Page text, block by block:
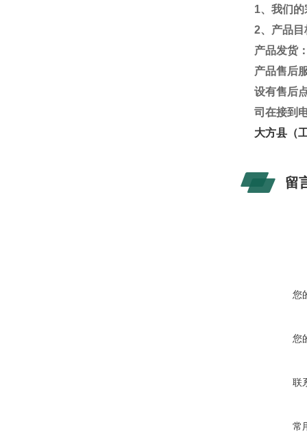
1、我们
2、产品
产品发货
产品售后
设有售后
司在接到
大方县（
留
您
您
联
常